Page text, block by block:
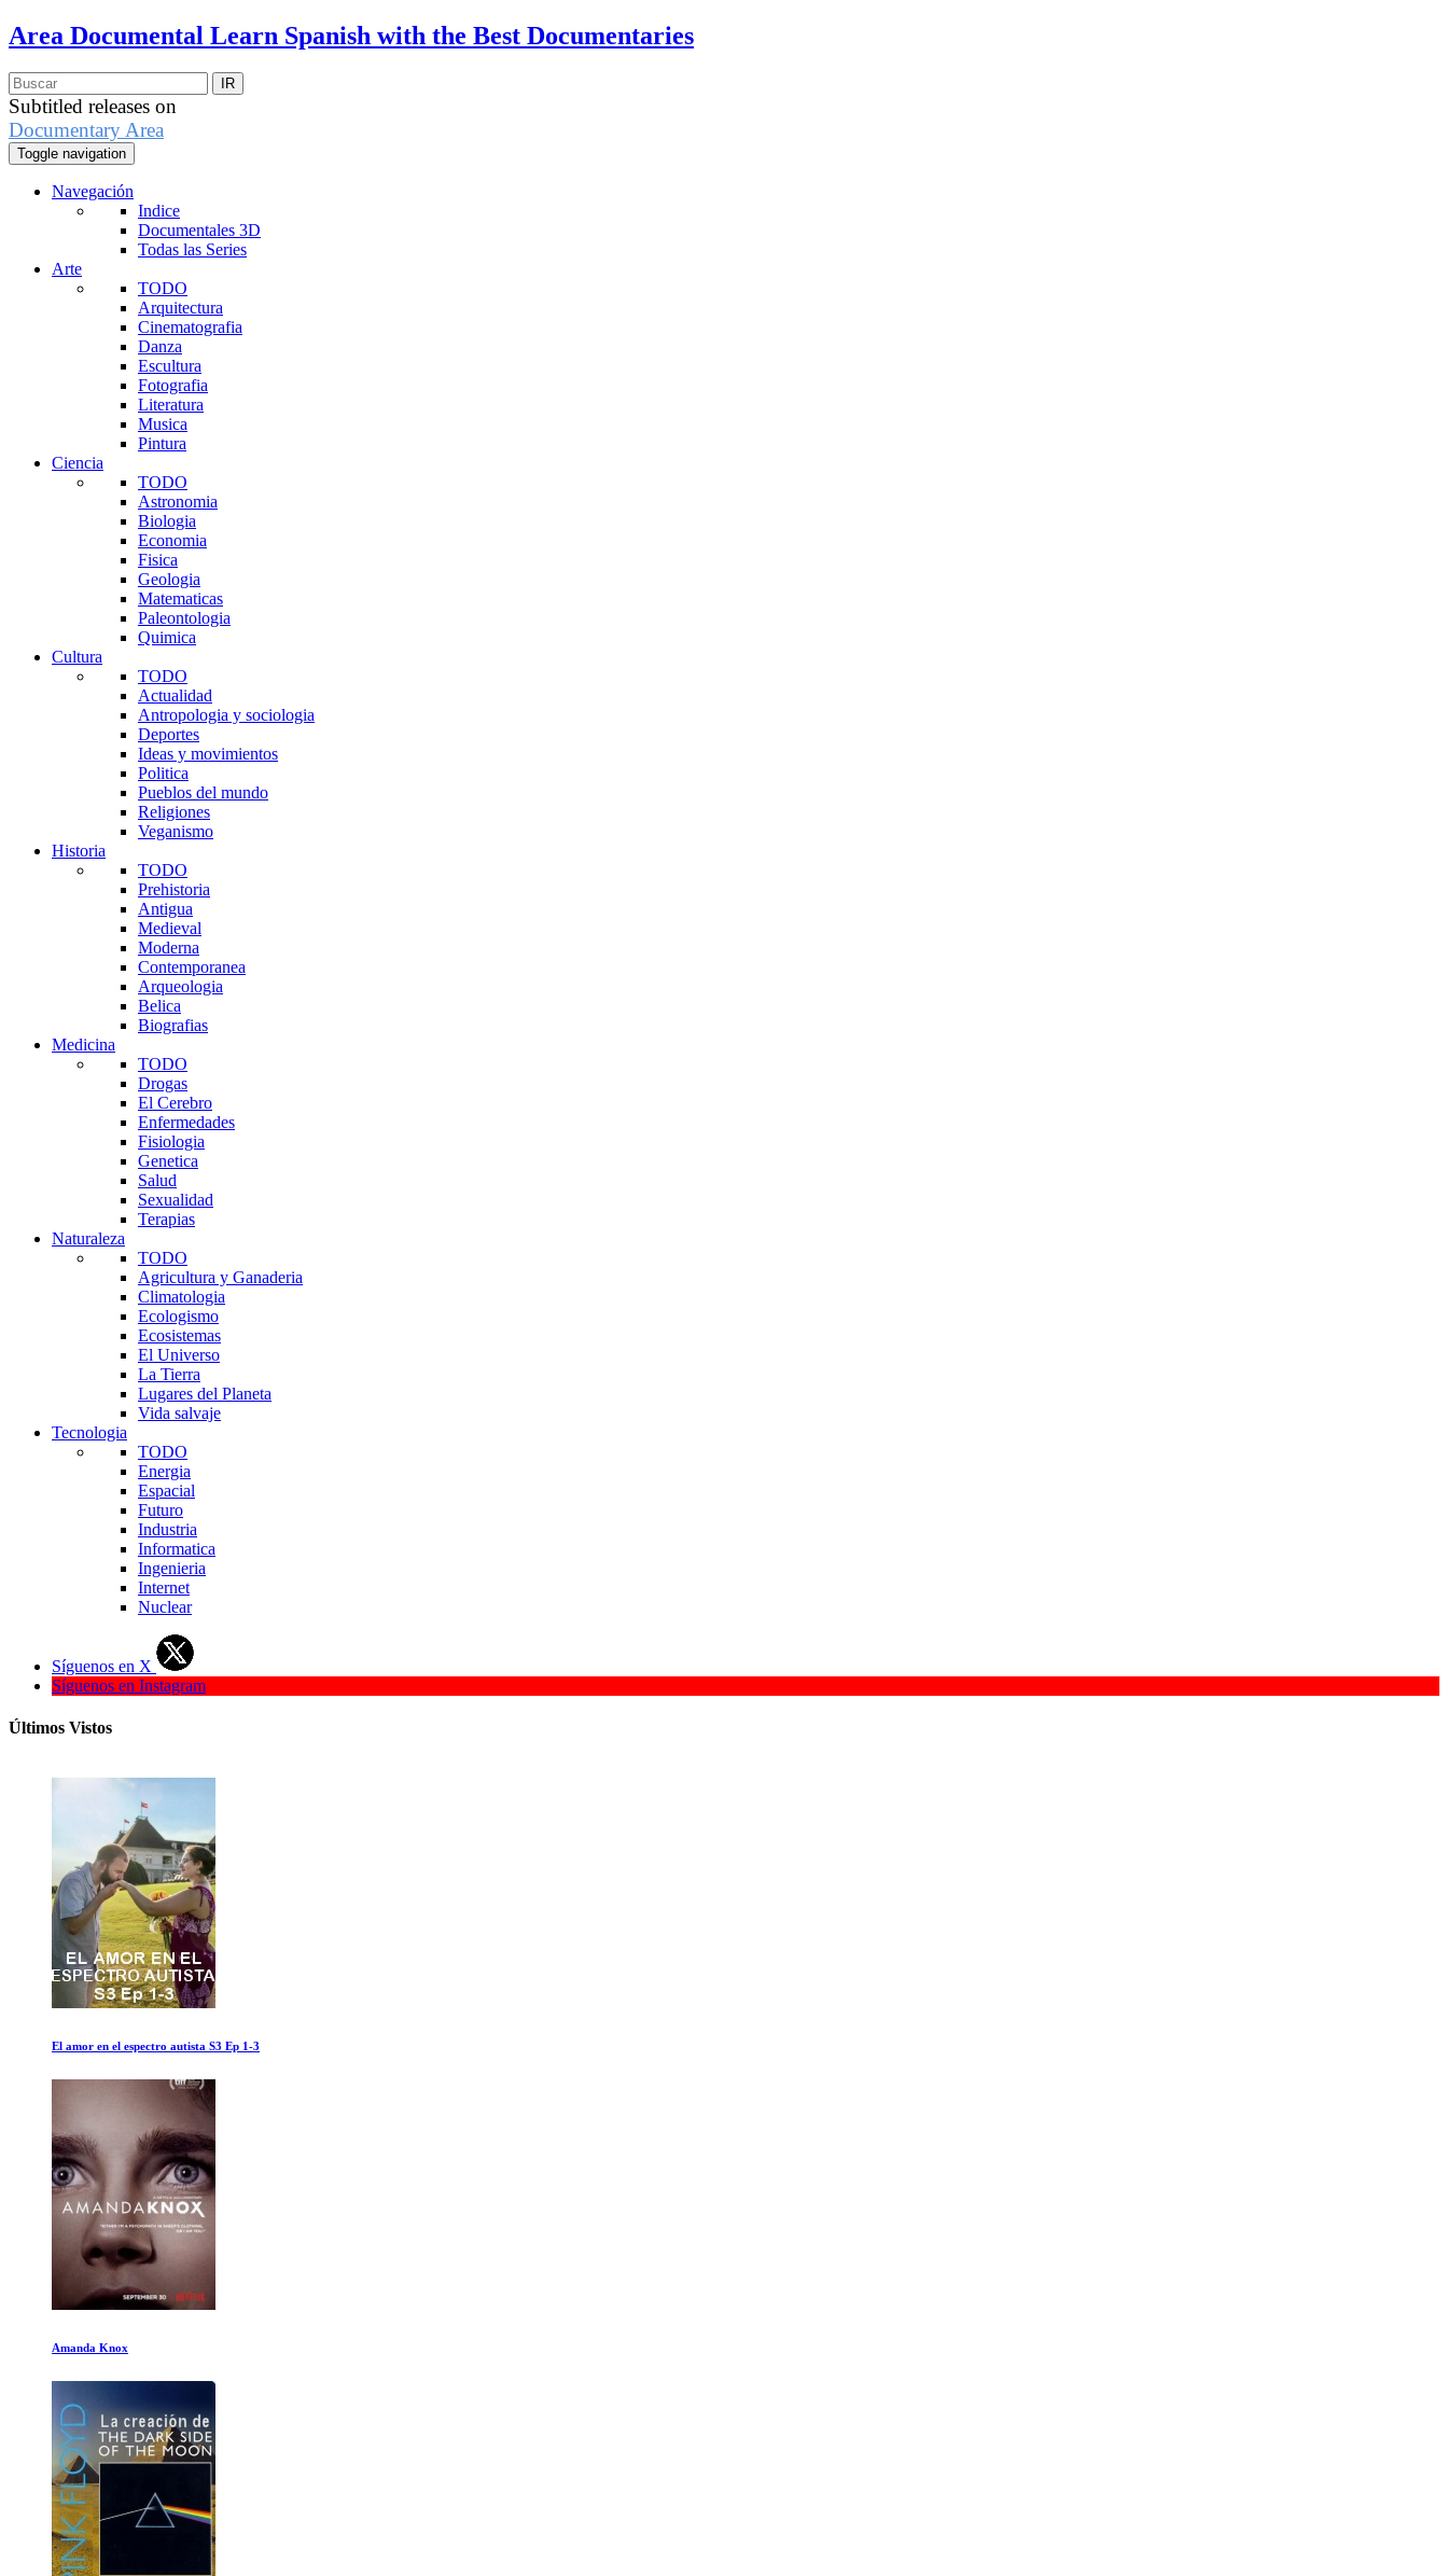
Area Documental Learn Spanish with the Best Documentaries
Subtitled releases on
Documentary Area
Toggle navigation
Navegación
Indice
Documentales 3D
Todas las Series
Arte
TODO
Arquitectura
Cinematografia
Danza
Escultura
Fotografia
Literatura
Musica
Pintura
Ciencia
TODO
Astronomia
Biologia
Economia
Fisica
Geologia
Matematicas
Paleontologia
Quimica
Cultura
TODO
Actualidad
Antropologia y sociologia
Deportes
Ideas y movimientos
Politica
Pueblos del mundo
Religiones
Veganismo
Historia
TODO
Prehistoria
Antigua
Medieval
Moderna
Contemporanea
Arqueologia
Belica
Biografias
Medicina
TODO
Drogas
El Cerebro
Enfermedades
Fisiologia
Genetica
Salud
Sexualidad
Terapias
Naturaleza
TODO
Agricultura y Ganaderia
Climatologia
Ecologismo
Ecosistemas
El Universo
La Tierra
Lugares del Planeta
Vida salvaje
Tecnologia
TODO
Energia
Espacial
Futuro
Industria
Informatica
Ingenieria
Internet
Nuclear
Síguenos en X
Síguenos en Instagram
Últimos Vistos
Murph El Protector
Conquistadores: Todo el Mundo es Humano